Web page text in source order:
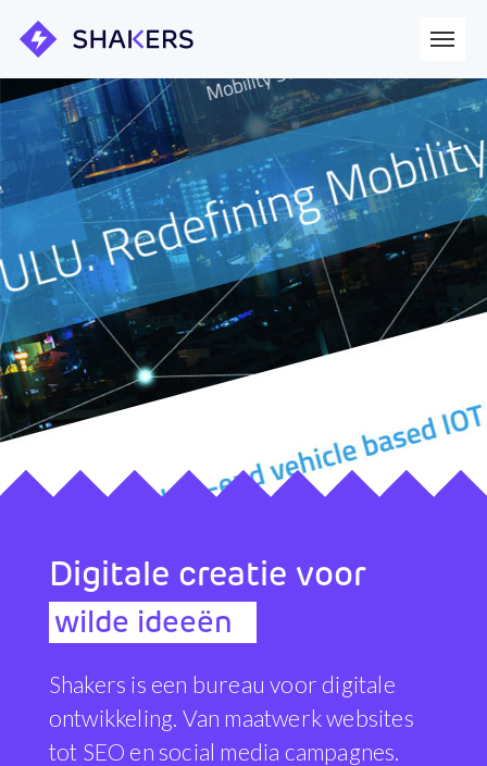
Digitale creatie voor
wi
Shakers is een bureau voor digitale
ontwikkeling. Van maatwerk websites
tot SEO en social media campagnes.